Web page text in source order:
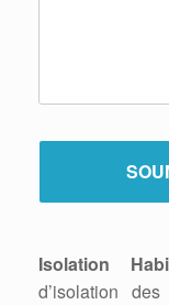
Isolation
d’isolation